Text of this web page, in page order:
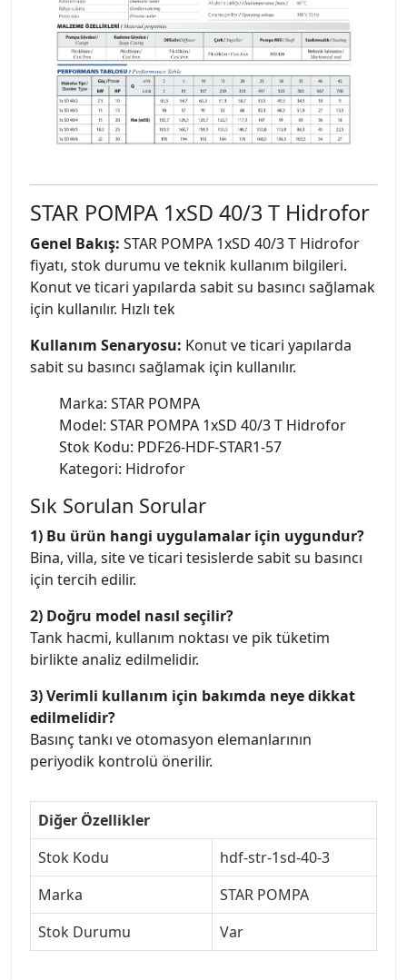
STAR POMPA 1xSD 40/3 T Hidrofor
Genel Bakış: STAR POMPA 1xSD 40/3 T Hidrofor
fiyatı, stok durumu ve teknik kullanım bilgileri.
Konut ve ticari yapılarda sabit su basıncı sağlamak
için kullanılır. Hızlı tek
Kullanım Senaryosu: Konut ve ticari yapılarda
sabit su basıncı sağlamak için kullanılır.
Marka: STAR POMPA
Model: STAR POMPA 1xSD 40/3 T Hidrofor
Stok Kodu: PDF26-HDF-STAR1-57
Kategori: Hidrofor
Sık Sorulan Sorular
1) Bu ürün hangi uygulamalar için uygundur?
Bina, villa, site ve ticari tesislerde sabit su basıncı
için tercih edilir.
2) Doğru model nasıl seçilir?
Tank hacmi, kullanım noktası ve pik tüketim
birlikte analiz edilmelidir.
3) Verimli kullanım için bakımda neye dikkat
edilmelidir?
Basınç tankı ve otomasyon elemanlarının
periyodik kontrolü önerilir.
Diğer Özellikler
Stok Kodu
hdf-str-1sd-40-3
Marka
STAR POMPA
Stok Durumu
Var